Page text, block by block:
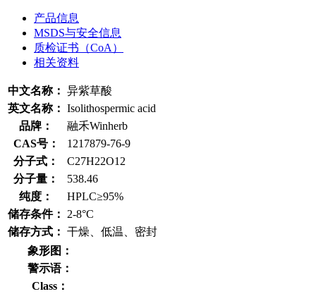
产品信息
MSDS与安全信息
质检证书（CoA）
相关资料
中文名称： 异紫草酸
英文名称： Isolithospermic acid
品牌：
融禾Winherb
CAS号：
1217879-76-9
分子式：
C27H22O12
分子量：
538.46
纯度：
HPLC≥95%
储存条件：
2-8°C
储存方式： 干燥、低温、密封
象形图：
警示语：
Class：